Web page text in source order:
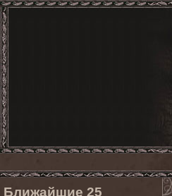
Ближайшие 25